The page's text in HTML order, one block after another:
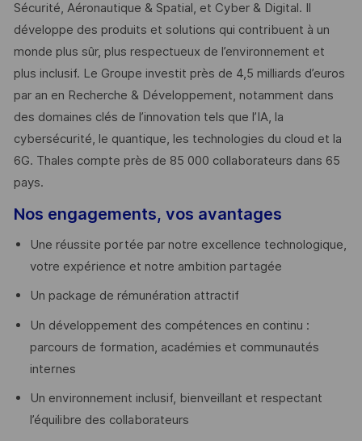
Sécurité, Aéronautique & Spatial, et Cyber & Digital. Il
développe des produits et solutions qui contribuent à un
monde plus sûr, plus respectueux de l’environnement et
plus inclusif. Le Groupe investit près de 4,5 milliards d’euros
par an en Recherche & Développement, notamment dans
des domaines clés de l’innovation tels que l’IA, la
cybersécurité, le quantique, les technologies du cloud et la
6G. Thales compte près de 85 000 collaborateurs dans 65
pays. ​
Nos engagements, vos avantages
Une réussite portée par notre excellence technologique,
votre expérience et notre ambition partagée
Un package de rémunération attractif
Un développement des compétences en continu :
parcours de formation, académies et communautés
internes
Un environnement inclusif, bienveillant et respectant
l’équilibre des collaborateurs